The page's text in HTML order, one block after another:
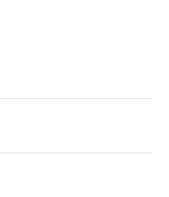
Montagu.